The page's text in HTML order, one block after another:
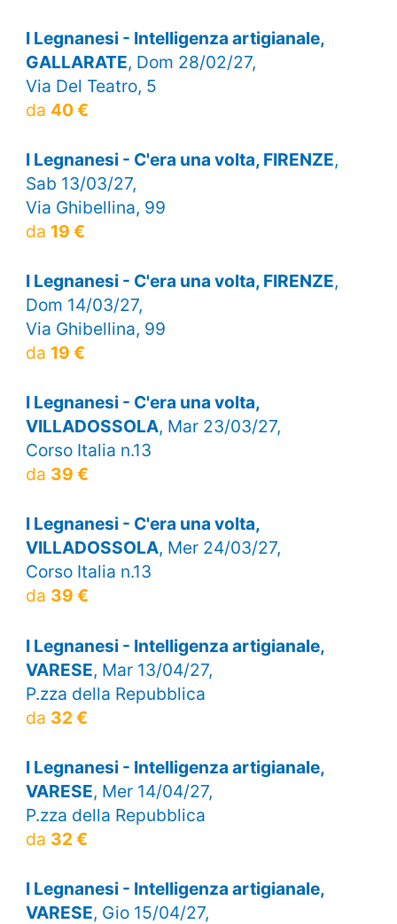
I Legnanesi - Intelligenza artigianale,
GALLARATE, Dom 28/02/27,
Via Del Teatro, 5
da 40 €
I Legnanesi - C'era una volta, FIRENZE,
Sab 13/03/27,
Via Ghibellina, 99
da 19 €
I Legnanesi - C'era una volta, FIRENZE,
Dom 14/03/27,
Via Ghibellina, 99
da 19 €
I Legnanesi - C'era una volta,
VILLADOSSOLA, Mar 23/03/27,
Corso Italia n.13
da 39 €
I Legnanesi - C'era una volta,
VILLADOSSOLA, Mer 24/03/27,
Corso Italia n.13
da 39 €
I Legnanesi - Intelligenza artigianale,
VARESE, Mar 13/04/27,
P.zza della Repubblica
da 32 €
I Legnanesi - Intelligenza artigianale,
VARESE, Mer 14/04/27,
P.zza della Repubblica
da 32 €
I Legnanesi - Intelligenza artigianale,
VARESE, Gio 15/04/27,